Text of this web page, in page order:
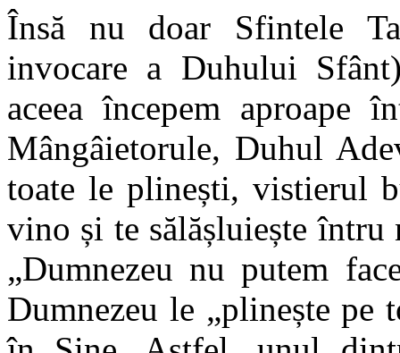
Însă nu doar Sfintele
invocare a Duhului
aceea începem aproape
Mângâietorule, Duhul
toate le plinești, vistierul
vino și te sălășluiește
„Dumnezeu nu putem
Dumnezeu le „plinește pe